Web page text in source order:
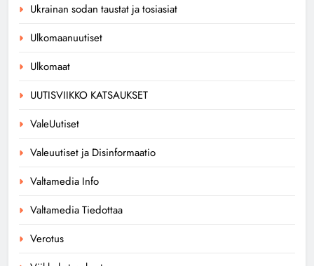
Ukrainan sodan taustat ja tosiasiat
Ulkomaanuutiset
Ulkomaat
UUTISVIIKKO KATSAUKSET
ValeUutiset
Valeuutiset ja Disinformaatio
Valtamedia Info
Valtamedia Tiedottaa
Verotus